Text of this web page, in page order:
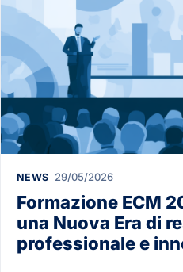
NEWS 29/05/2026
Formazione ECM
una Nuova Era di
professionale e